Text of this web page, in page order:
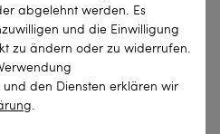
abgelehnt werden. Es
und die Einwilligung
zu ändern oder zu widerrufen.
den Diensten erklären wir
.